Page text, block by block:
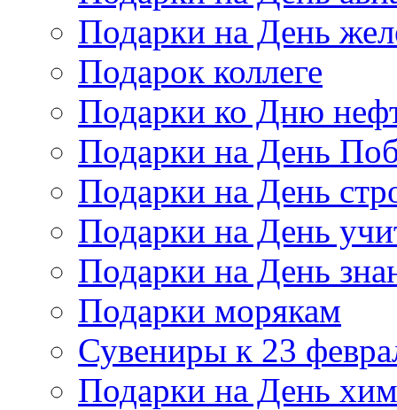
Подарки на День
Подарок коллеге
Подарки ко Дню
Подарки на День
Подарки на День
Подарки на День
Подарки на День
Подарки морякам
Сувениры к 23
Подарки на День